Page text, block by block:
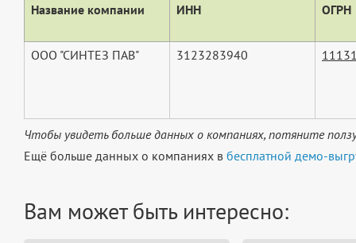
Название компании ИНН ОГРН
ООО "СИНТЕЗ ПАВ" 3123283940
Чтобы увидеть больше данных о компаниях, потяните
Ещё больше данных о компаниях в бесплатной демо-
Вам может быть интересно: